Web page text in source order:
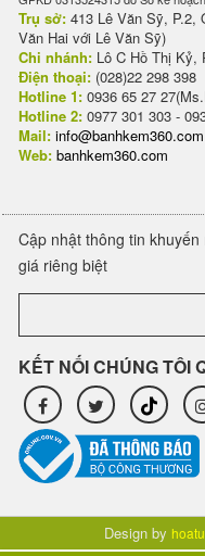
Trụ sở: 413 Lê Văn Sỹ, P.2,
Văn Hai với Lê Văn Sỹ)
Chi nhánh: Lô C Hồ Thị Kỷ,
Điện thoại: (028)22 298 398
Hotline 1: 0936 65 27
Hotline 2: 0977 301 303 -
Mail: info@banhkem360.com
Web: banhkem360.com
Cập nhật thông tin
giá riêng biệt
KẾT NỐI CHÚNG TÔI
Design by